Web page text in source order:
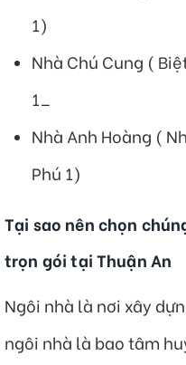
1)
Nhà Chú Cung (
1_
Nhà Anh Hoàng (
Phú 1)
Tại sao nên chọn
trọn gói tại Thuận An
Ngôi nhà là nơi xây
ngôi nhà là bao tâm